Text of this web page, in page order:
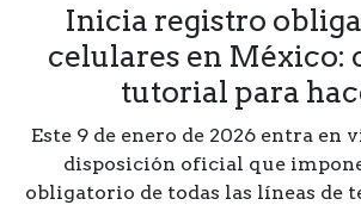
Inicia registro
celulares en México:
tutorial para
Este 9 de enero de 2026 entra en
disposición oficial que
obligatorio de todas las líneas de